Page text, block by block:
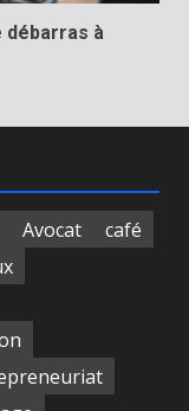
débarras à
Avocat
café